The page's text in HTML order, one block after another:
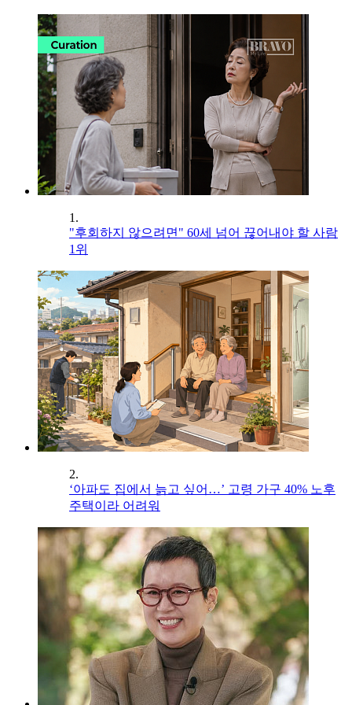
1.
"후회하지 않으려면" 60세 넘어 끊어내야 할 사람
1위
2.
‘아파도 집에서 늙고 싶어…’ 고령 가구 40% 노후
주택이라 어려워